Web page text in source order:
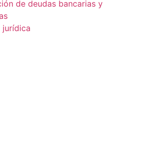
de deudas bancarias y
jurídica